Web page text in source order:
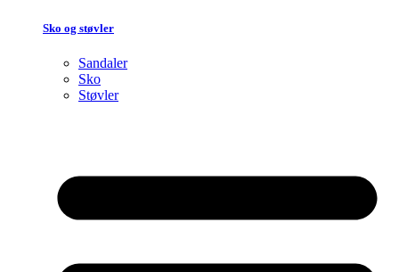
Sko og støvler
Sandaler
Sko
Støvler